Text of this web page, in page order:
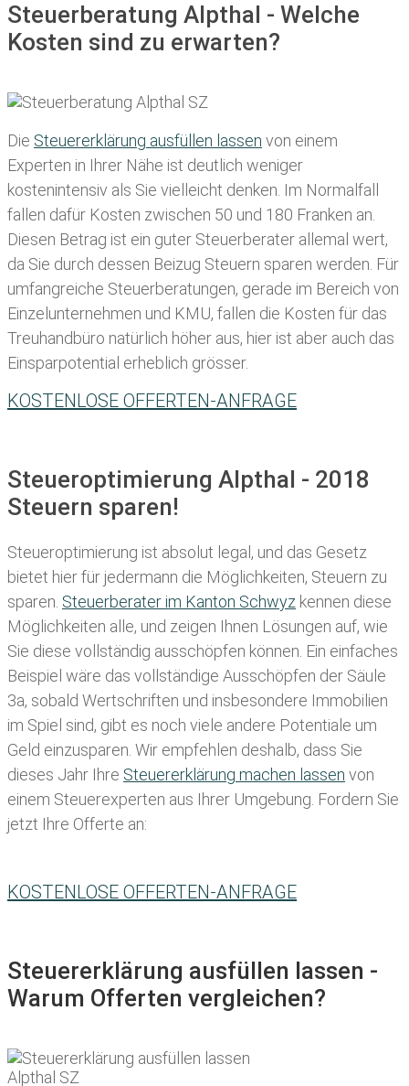
Steuerberatung Alpthal - Welche
Kosten sind zu erwarten?
Die Steuererklärung ausfüllen lassen von einem
Experten in Ihrer Nähe ist deutlich weniger
kostenintensiv als Sie vielleicht denken. Im Normalfall
fallen dafür Kosten zwischen 50 und 180 Franken an.
Diesen Betrag ist ein guter Steuerberater allemal wert,
da Sie durch dessen Beizug Steuern sparen werden. Für
umfangreiche Steuerberatungen, gerade im Bereich von
Einzelunternehmen und KMU, fallen die Kosten für das
Treuhandbüro natürlich höher aus, hier ist aber auch das
Einsparpotential erheblich grösser.
KOSTENLOSE OFFERTEN-ANFRAGE
Steueroptimierung Alpthal - 2018
Steuern sparen!
Steueroptimierung ist absolut legal, und das Gesetz
bietet hier für jedermann die Möglichkeiten, Steuern zu
sparen. Steuerberater im K anton Schwyz kennen diese
Möglichkeiten alle, und zeigen Ihnen Lösungen auf, wie
Sie diese vollständig ausschöpfen können. Ein einfaches
Beispiel wäre das vollständige Ausschöpfen der Säule
3a, sobald Wertschriften und insbesondere Immobilien
im Spiel sind, gibt es noch viele andere Potentiale um
Geld einzusparen. Wir empfehlen deshalb, dass Sie
dieses Jahr Ihre Steuererklärung machen lassen von
einem Steuerexperten aus Ihrer Umgebung. Fordern Sie
jetzt Ihre Offerte an:
KOSTENLOSE OFFERTEN-ANFRAGE
Steuererklärung ausfüllen lassen -
Warum Offerten vergleichen?